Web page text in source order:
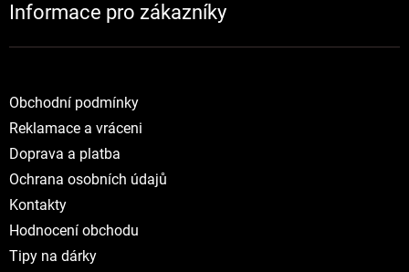
Informace pro zákazníky
Obchodní podmínky
Reklamace a vráceni
Doprava a platba
Ochrana osobních údajů
Kontakty
Hodnocení obchodu
Tipy na dárky